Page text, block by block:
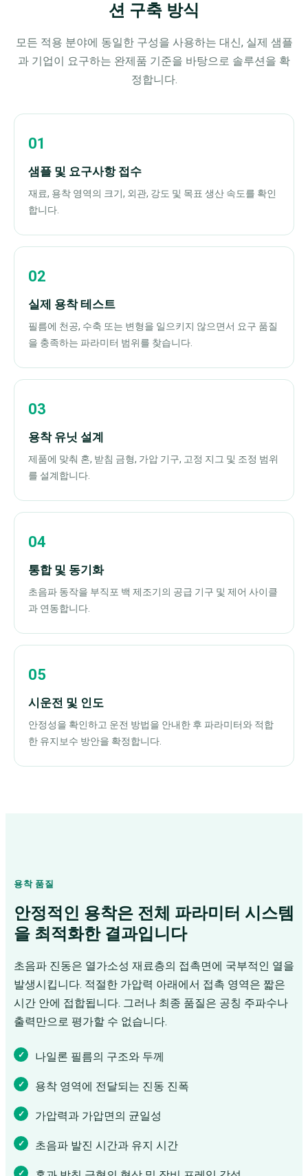
션 구축 방식
모든 적용 분야에 동일한 구성을 사용하는 대신, 실제 샘플
과 기업이 요구하는 완제품 기준을 바탕으로 솔루션을 확
정합니다.
샘플 및 요구사항 접수
재료, 용착 영역의 크기, 외관, 강도 및 목표 생산 속도를 확인
합니다.
실제 용착 테스트
필름에 천공, 수축 또는 변형을 일으키지 않으면서 요구 품질
을 충족하는 파라미터 범위를 찾습니다.
용착 유닛 설계
제품에 맞춰 혼, 받침 금형, 가압 기구, 고정 지그 및 조정 범위
를 설계합니다.
통합 및 동기화
초음파 동작을 부직포 백 제조기의 공급 기구 및 제어 사이클
과 연동합니다.
시운전 및 인도
안정성을 확인하고 운전 방법을 안내한 후 파라미터와 적합
한 유지보수 방안을 확정합니다.
용착 품질
안정적인 용착은 전체 파라미터 시스템
을 최적화한 결과입니다
초음파 진동은 열가소성 재료층의 접촉면에 국부적인 열을
발생시킵니다. 적절한 가압력 아래에서 접촉 영역은 짧은
시간 안에 접합됩니다. 그러나 최종 품질은 공칭 주파수나
출력만으로 평가할 수 없습니다.
나일론 필름의 구조와 두께
용착 영역에 전달되는 진동 진폭
가압력과 가압면의 균일성
초음파 발진 시간과 유지 시간